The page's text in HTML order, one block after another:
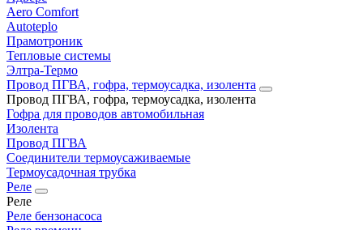
Aero Comfort
Autoteplo
Прамотроник
Тепловые системы
Элтра-Термо
Провод ПГВА, гофра, термоусадка, изолента
Провод ПГВА, гофра, термоусадка, изолента
Гофра для проводов автомобильная
Изолента
Провод ПГВА
Соединители термоусаживаемые
Термоусадочная трубка
Реле
Реле
Реле бензонасоса